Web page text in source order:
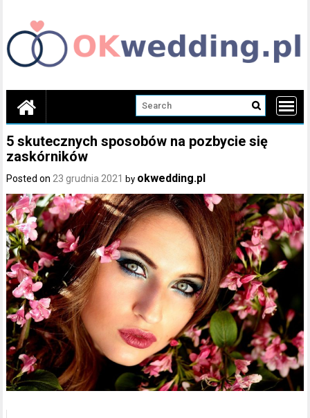
content
5 skutecznych sposobów na pozbycie się
zaskórników
Posted on 23 grudnia 2021 by okwedding.pl